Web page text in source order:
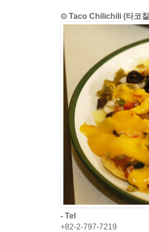
⊙ Taco Chilichili (타코
- Tel
+82-2-797-7219